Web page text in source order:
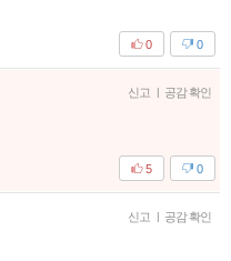
0
0
신고 | 공감 확인
0
5
신고 | 공감 확인